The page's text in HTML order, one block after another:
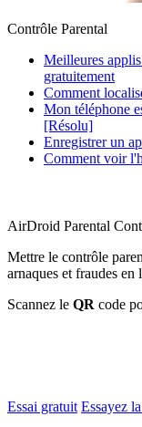
Contrôle Parental
Meilleures
gratuitement
Comment
Mon téléphone
[Résolu]
Enregistrer un
Comment voir
AirDroid Parental
Mettre le contrôle
arnaques et fraudes en
Scannez le QR code
Essai gratuit Essayez